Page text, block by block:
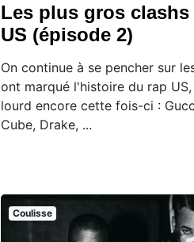
Les plus gros clashs
US (épisode 2)
On continue à se pencher sur
ont marqué l'histoire du rap
lourd encore cette fois-ci :
Cube, Drake, ...
Coulisse